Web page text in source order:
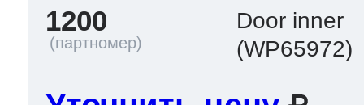
1200
Door inner
(WP65972)